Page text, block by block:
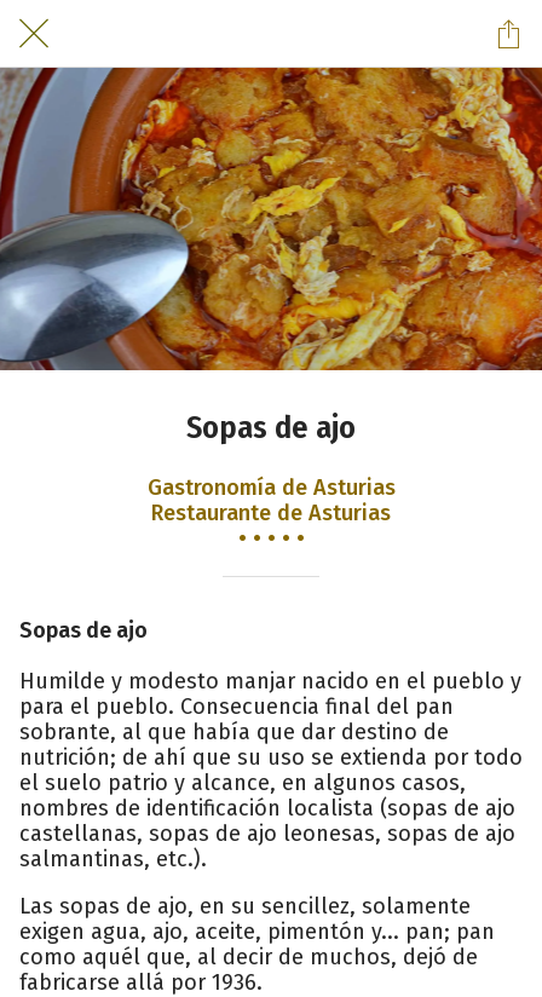
Sopas de ajo
Gastronomía de Asturias
Restaurante de Asturias
• • • • •
Sopas de ajo
Humilde y modesto manjar nacido en el pueblo y
para el pueblo. Consecuencia final del pan
sobrante, al que había que dar destino de
nutrición; de ahí que su uso se extienda por todo
el suelo patrio y alcance, en algunos casos,
nombres de identificación localista (sopas de ajo
castellanas, sopas de ajo leonesas, sopas de ajo
salmantinas, etc.).
Las sopas de ajo, en su sencillez, solamente
exigen agua, ajo, aceite, pimentón y... pan; pan
como aquél que, al decir de muchos, dejó de
fabricarse allá por 1936.